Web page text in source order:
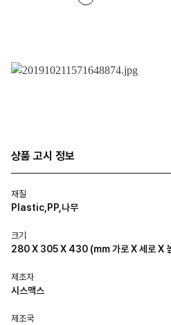
상품 고시 정보
재질
Plastic,PP,나무
크기
280 X 305 X 430 (mm 가로 X 세로 X
제조자
시스맥스
제조국